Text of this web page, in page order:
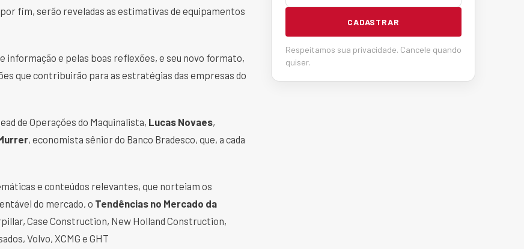
fim, serão reveladas as estimativas de equipamentos
informação e pelas boas reflexões, e seu novo formato,
que contribuirão para as estratégias das empresas do
de Operações do Maquinalista, Lucas Novaes,
, economista sênior do Banco Bradesco, que, a cada
e conteúdos relevantes, que norteiam os
do mercado, o Tendências no Mercado da
Case Construction, New Holland Construction,
Volvo, XCMG e GHT
CADASTRAR
Respeitamos sua privacidade. Cancele quando
quiser.